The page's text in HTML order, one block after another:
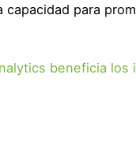
para
beneficia los